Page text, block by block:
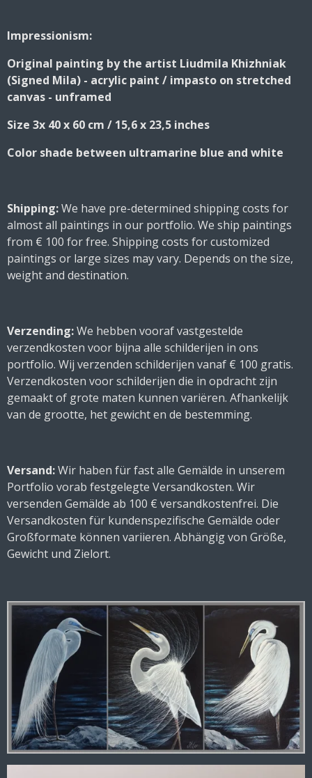
e
Impressionism:
Original painting by the artist Liudmila Khizhniak
(Signed Mila) - acrylic paint / impasto on stretched
canvas - unframed
Size 3x 40 x 60 cm / 15,6 x 23,5 inches
Color shade between ultramarine blue and white
Shipping:We have pre-determined shipping costs for
almost all paintings in our portfolio. We ship paintings
from € 100 for free. Shipping costs for customized
paintings or large sizes may vary. Depends on the size,
weight and destination.
Verzending:We hebben vooraf vastgestelde
verzendkosten voor bijna alle schilderijen in ons
portfolio. Wij verzenden schilderijen vanaf € 100 gratis.
Verzendkosten voor schilderijen die in opdracht zijn
gemaakt of grote maten kunnen variëren. Afhankelijk
van de grootte, het gewicht en de bestemming.
Versand:Wir haben für fast alle Gemälde in unserem
Portfolio vorab festgelegte Versandkosten. Wir
versenden Gemälde ab 100 € versandkostenfrei. Die
Versandkosten für kundenspezifische Gemälde oder
Großformate können variieren. Abhängig von Größe,
Gewicht und Zielort.